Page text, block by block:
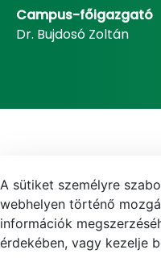
Campus-főigazgató
Dr. Bujdosó Zoltán
A sütiket személyre
webhelyen történő
információk
érdekében, vagy kezelje